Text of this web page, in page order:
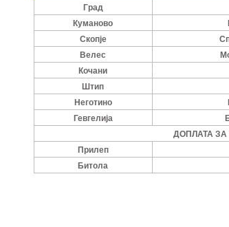
Град
Куманово
Скопје
Велес
Кочани
Штип
Неготино
Гевгелија
ДОПЛАТА ЗА
Прилеп
Битола